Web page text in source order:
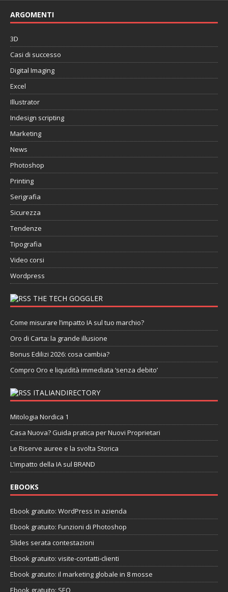
ARGOMENTI
3D
Casi di successo
Digital Imaging
Excel
Illustrator
Indesign scripting
Marketing
News
Photoshop
Printing
Serigrafia
Sicurezza
Tendenze
Tipografia
Video corsi
Wordpress
THE TECH GOGGLER
Come misurare l’impatto IA sul tuo marchio?
Oro di Carta: la grande illusione
Bonus Edilizi 2026: cosa cambia?
Compro Oro e liquidità immediata ‘senza debito’
ITALIANDIRECTORY
Mitologia Nordica 1
Casa Nuova? Guida pratica per Nuovi Proprietari
Le Riserve auree e la svolta Storica
L’impatto della IA sul BRAND
EBOOKS
Ebook gratuito: WordPress in azienda
Ebook gratuito: Funzioni di Photoshop
Slides serata contestazioni
Ebook gratuito: visite-contatti-clienti
Ebook gratuito: il marketing globale in 8 mosse
Ebook gratuito: SEO